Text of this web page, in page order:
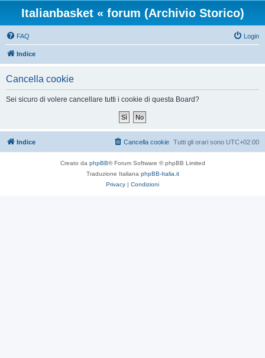
Italianbasket « forum (Archivio Storico)
FAQ Login
Indice
Cancella cookie
Sei sicuro di volere cancellare tutti i cookie di questa Board?
Indice Tutti gli orari sono UTC+02:00
Cancella cookie
Creato da phpBB® Forum Software © phpBB Limited
Traduzione Italiana phpBB-Italia.it
Privacy | Condizioni